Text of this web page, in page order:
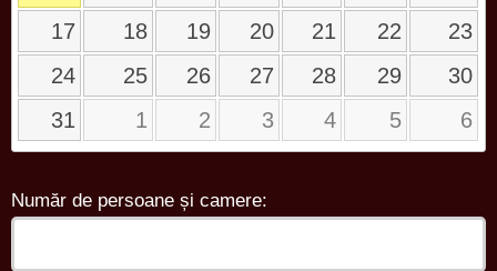
17
18 19 20 21 22
23
24
25 26 27 28 29
30
31
1 2 3 4 5 6
Număr de persoane și camere: